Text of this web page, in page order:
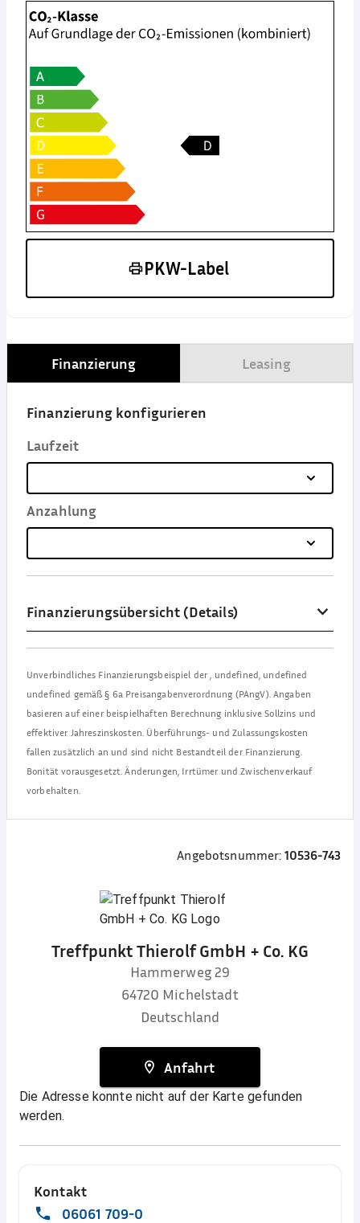
PKW-Label
Finanzierung Leasing
Finanzierung konfigurieren
Laufzeit
Anzahlung
Finanzierungsübersicht (Details)
Unverbindliches Finanzierungsbeispiel der, undefined, undefined
undefined gemäß § 6a Preisangabenverordnung (PAngV). Angaben
basieren auf einer beispielhaften Berechnung inklusive Sollzins und
effektiver Jahreszinskosten. Überführungs- und Zulassungskosten
fallen zusätzlich an und sind nicht Bestandteil der Finanzierung.
Bonität vorausgesetzt. Änderungen, Irrtümer und Zwischenverkauf
vorbehalten.
Angebotsnummer: 10536-743
Treffpunkt Thierolf GmbH + Co. KG
Hammerweg 29
64720 Michelstadt
Deutschland
Anfahrt
Die Adresse konnte nicht auf der Karte gefunden
werden.
Kontakt
06061 709-0